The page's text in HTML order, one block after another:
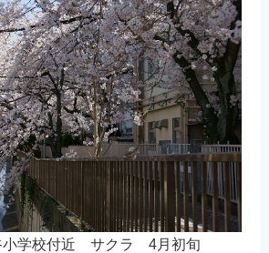
学校付近 サクラ 4月初旬